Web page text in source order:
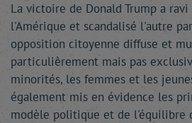
La victoire de Donald Trump a
l'Amérique et scandalisé l'autre
opposition citoyenne diffuse et
particulièrement mais pas
minorités, les femmes et les
également mis en évidence les
modèle politique et de l'équilibre